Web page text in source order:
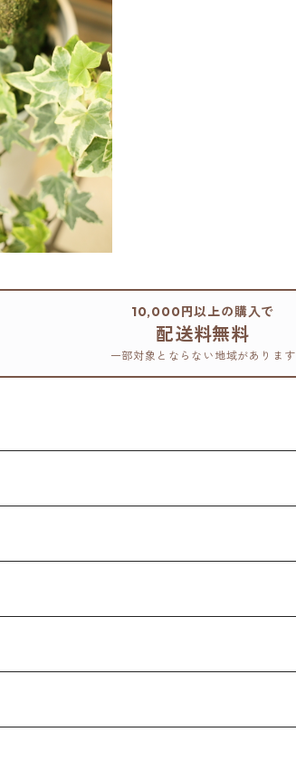
10,000円以上の購入で
配送料無料
一部対象とならない地域があります